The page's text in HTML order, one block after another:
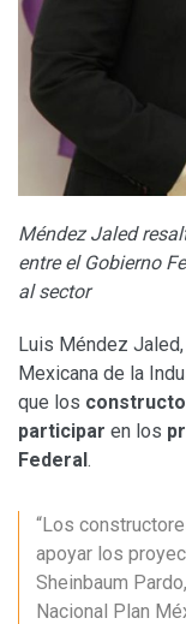
Méndez Jaled
entre el Gobierno
al sector
Luis Méndez
Mexicana de la
que los
participar en los
Federal.
“Los
apoyar los
Sheinbaum
Nacional Plan